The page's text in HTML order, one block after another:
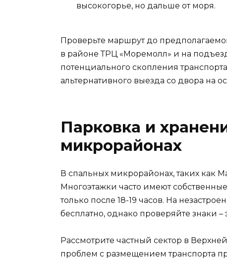
высокогорье, но дальше от моря.
Проверьте маршрут до
в районе ТРЦ «Моремолл» и на
потенциального скопления
альтернативного выезда со двора на
Парковка и
микрорайонах
В спальных микрорайонах, таких как
Многоэтажки часто имеют
только после 18-19 часов. На
бесплатно, однако проверяйте знаки –
Рассмотрите частный сектор в
проблем с размещением транспорта